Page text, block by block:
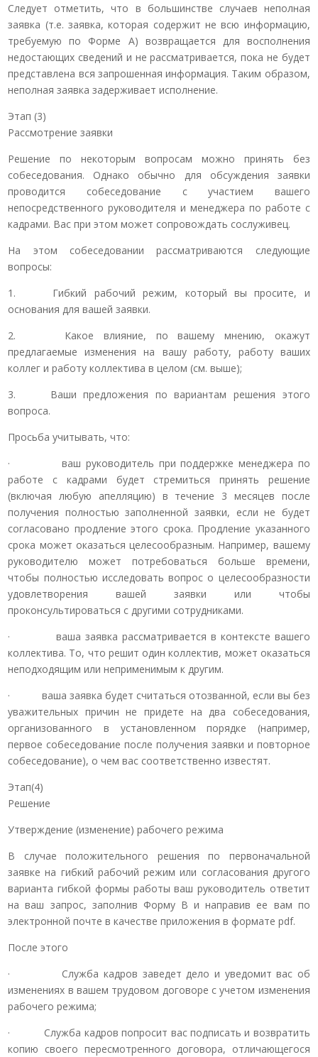
Следует отметить, что в большинстве случаев неполная
заявка (т.е. заявка, которая содержит не всю информацию,
требуемую по Форме A) возвращается для восполнения
недостающих сведений и не рассматривается, пока не будет
представлена вся запрошенная информация. Таким образом,
неполная заявка задерживает исполнение.
Этап (3)
Рассмотрение заявки
Решение по некоторым вопросам можно принять без
собеседования. Однако обычно для обсуждения заявки
проводится собеседование с участием вашего
непосредственного руководителя и менеджера по работе с
кадрами. Вас при этом может сопровождать сослуживец.
На этом собеседовании рассматриваются следующие
вопросы:
1. Гибкий рабочий режим, который вы просите, и
основания для вашей заявки.
2. Какое влияние, по вашему мнению, окажут
предлагаемые изменения на вашу работу, работу ваших
коллег и работу коллектива в целом (см. выше);
3. Ваши предложения по вариантам решения этого
вопроса.
Просьба учитывать, что:
· ваш руководитель при поддержке менеджера по
работе с кадрами будет стремиться принять решение
(включая любую апелляцию) в течение 3 месяцев после
получения полностью заполненной заявки, если не будет
согласовано продление этого срока. Продление указанного
срока может оказаться целесообразным. Например, вашему
руководителю может потребоваться больше времени,
чтобы полностью исследовать вопрос о целесообразности
удовлетворения вашей заявки или чтобы
проконсультироваться с другими сотрудниками.
· ваша заявка рассматривается в контексте вашего
коллектива. То, что решит один коллектив, может оказаться
неподходящим или неприменимым к другим.
· ваша заявка будет считаться отозванной, если вы без
уважительных причин не придете на два собеседования,
организованного в установленном порядке (например,
первое собеседование после получения заявки и повторное
собеседование), о чем вас соответственно известят.
Этап(4)
Решение
Утверждение (изменение) рабочего режима
В случае положительного решения по первоначальной
заявке на гибкий рабочий режим или согласования другого
варианта гибкой формы работы ваш руководитель ответит
на ваш запрос, заполнив Форму B и направив ее вам по
электронной почте в качестве приложения в формате pdf.
После этого
· Служба кадров заведет дело и уведомит вас об
изменениях в вашем трудовом договоре с учетом изменения
рабочего режима;
· Служба кадров попросит вас подписать и возвратить
копию своего пересмотренного договора, отличающегося